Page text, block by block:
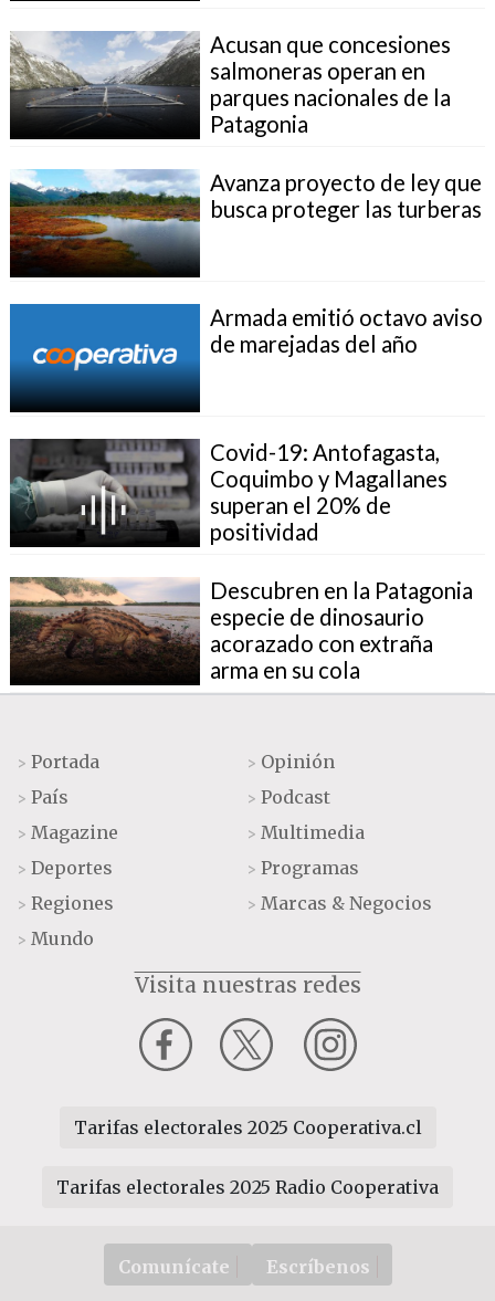
Acusan que concesiones
salmoneras operan en
parques nacionales de la
Patagonia
Avanza proyecto de ley que
busca proteger las turberas
Armada emitió octavo aviso
de marejadas del año
Covid-19: Antofagasta,
Coquimbo y Magallanes
superan el 20% de
positividad
Descubren en la Patagonia
especie de dinosaurio
acorazado con extraña
arma en su cola
> Portada
> País
> Magazine
> Deportes
> Regiones
> Mundo
> Opinión
> Podcast
> Multimedia
> Programas
> Marcas & Negocios
Visita nuestras redes
Tarifas electorales 2025 Cooperativa.cl
Tarifas electorales 2025 Radio Cooperativa
Comunícate Escríbenos